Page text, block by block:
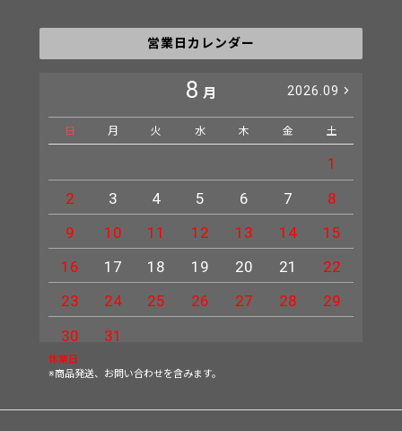
営業日カレンダー
8 月 2026.09
日 月 火 水 木 金 土
1
2
3 4 5 6 7
8
9
10 11 12 13 14
15
16
17 18 19 20 21
22
23
24 25 26 27 28
29
30
31
休業日
※商品発送、お問い合わせを含みます。